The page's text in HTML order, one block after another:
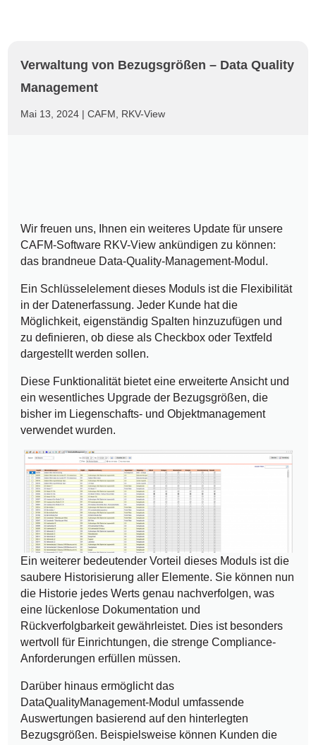
Verwaltung von Bezugsgrößen – Data Quality
Management
Mai 13, 2024 |CAFM RKV-View
Wir freuen uns, Ihnen ein weiteres Update für unsere
CAFM-Software RKV-View ankündigen zu können:
das brandneue Data-Quality-Management-Modul.
Ein Schlüsselelement dieses Moduls ist die Flexibilität
in der Datenerfassung. Jeder Kunde hat die
Möglichkeit, eigenständig Spalten hinzuzufügen und
zu definieren, ob diese als Checkbox oder Textfeld
dargestellt werden sollen.
Diese Funktionalität bietet eine erweiterte Ansicht und
ein wesentliches Upgrade der Bezugsgrößen, die
bisher im Liegenschafts- und Objektmanagement
verwendet wurden.
Ein weiterer bedeutender Vorteil dieses Moduls ist die
saubere Historisierung aller Elemente. Sie können nun
die Historie jedes Werts genau nachverfolgen, was
eine lückenlose Dokumentation und
Rückverfolgbarkeit gewährleistet. Dies ist besonders
wertvoll für Einrichtungen, die strenge Compliance-
Anforderungen erfüllen müssen.
Darüber hinaus ermöglicht das
DataQualityManagement-Modul umfassende
Auswertungen basierend auf den hinterlegten
Bezugsgrößen. Beispielsweise können Kunden die